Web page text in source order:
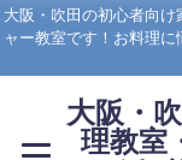
大阪・吹田の初心者向
ャー教室です！お料理
大阪・
理教室